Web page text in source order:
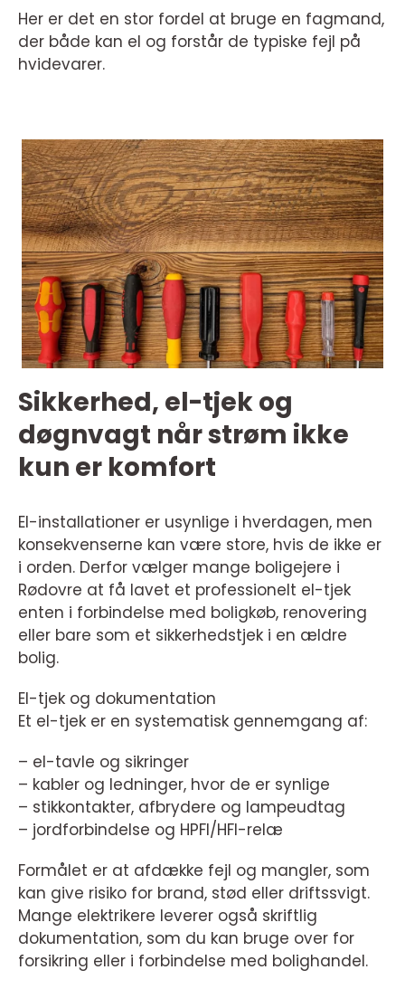
Her er det en stor fordel at bruge en fagmand,
der både kan el og forstår de typiske fejl på
hvidevarer.
Sikkerhed, el-tjek og
døgnvagt når strøm ikke
kun er komfort
El-installationer er usynlige i hverdagen, men
konsekvenserne kan være store, hvis de ikke er
i orden. Derfor vælger mange boligejere i
Rødovre at få lavet et professionelt el-tjek
enten i forbindelse med boligkøb, renovering
eller bare som et sikkerhedstjek i en ældre
bolig.
El-tjek og dokumentation
Et el-tjek er en systematisk gennemgang af:
– el-tavle og sikringer
– kabler og ledninger, hvor de er synlige
– stikkontakter, afbrydere og lampeudtag
– jordforbindelse og HPFI/HFI-relæ
Formålet er at afdække fejl og mangler, som
kan give risiko for brand, stød eller driftssvigt.
Mange elektrikere leverer også skriftlig
dokumentation, som du kan bruge over for
forsikring eller i forbindelse med bolighandel.